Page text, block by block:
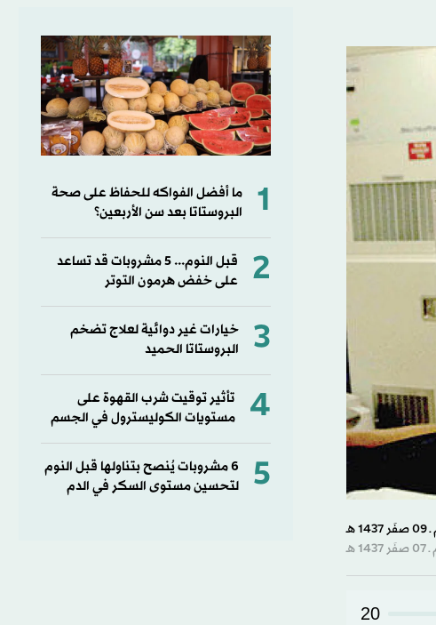
20
1
ما أفضل الفواكه للحفاظ على صحة
البروستاتا بعد سن الأربعين؟
2
قبل النوم... 5 مشروبات قد تساعد
على خفض هرمون التوتر
3
خيارات غير دوائية لعلاج تضخم
البروستاتا الحميد
4
تأثير توقيت شرب القهوة على
مستويات الكوليسترول في الجسم
5
6 مشروبات يُنصح بتناولها قبل النوم
لتحسين مستوى السكر في الدم